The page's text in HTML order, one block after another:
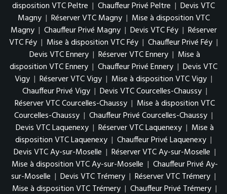
disposition VTC Peltre | Chauffeur Privé Peltre | Devis VTC
Magny | Réserver VTC Magny | Mise à disposition VTC
Magny | Chauffeur Privé Magny | Devis VTC Féy | Réserver
VTC Féy | Mise à disposition VTC Féy | Chauffeur Privé Féy |
Devis VTC Ennery | Réserver VTC Ennery | Mise à
disposition VTC Ennery | Chauffeur Privé Ennery | Devis VTC
Vigy | Réserver VTC Vigy | Mise à disposition VTC Vigy |
Chauffeur Privé Vigy | Devis VTC Courcelles-Chaussy |
Réserver VTC Courcelles-Chaussy | Mise à disposition VTC
Courcelles-Chaussy | Chauffeur Privé Courcelles-Chaussy |
Devis VTC Laquenexy | Réserver VTC Laquenexy | Mise à
disposition VTC Laquenexy | Chauffeur Privé Laquenexy |
Devis VTC Ay-sur-Moselle | Réserver VTC Ay-sur-Moselle |
Mise à disposition VTC Ay-sur-Moselle | Chauffeur Privé Ay-
sur-Moselle | Devis VTC Trémery | Réserver VTC Trémery |
Mise à disposition VTC Trémery | Chauffeur Privé Trémery |